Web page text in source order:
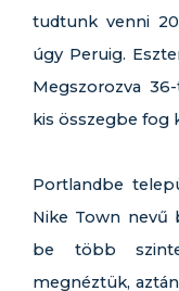
tudtunk venni
úgy Peruig.
Megszorozva
kis összegbe fog
Portlandbe
Nike Town nevű
be több
megnéztük,